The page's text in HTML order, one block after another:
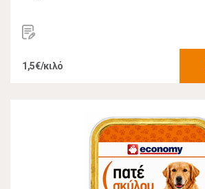
1,5€/κιλό